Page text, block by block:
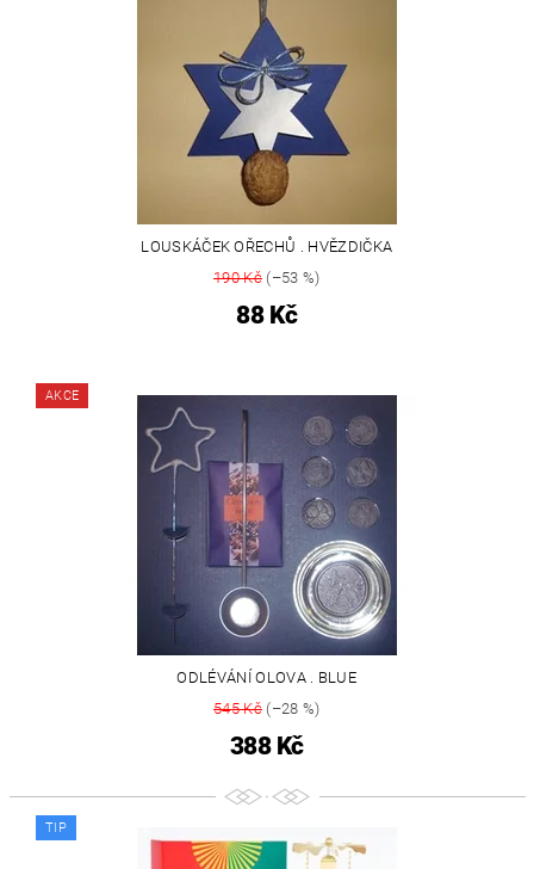
LOUSKÁČEK OŘECHŮ . HVĚZDIČKA
190 Kč(–53 %)
88 Kč
AKCE
ODLÉVÁNÍ OLOVA . BLUE
545 Kč(–28 %)
388 Kč
TIP